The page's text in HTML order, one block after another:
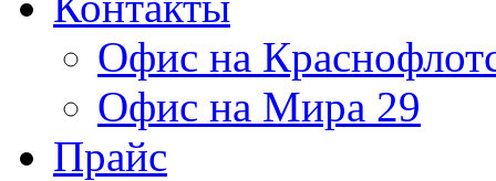
Офис на
Офис на Мира 29
Прайс